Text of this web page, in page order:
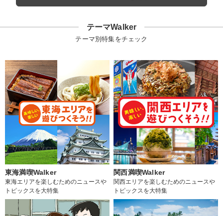
テーマWalker
テーマ別特集をチェック
東海満喫Walker
東海エリアを楽しむためのニュースや
トピックスを大特集
関西満喫Walker
関西エリアを楽しむためのニュースや
トピックスを大特集